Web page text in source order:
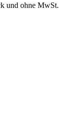
und ohne MwSt.